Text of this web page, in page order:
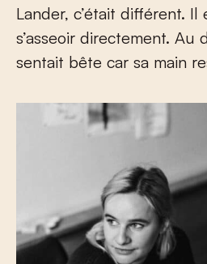
Lander, c’était différent.
s’asseoir directement. Au
sentait bête car sa main